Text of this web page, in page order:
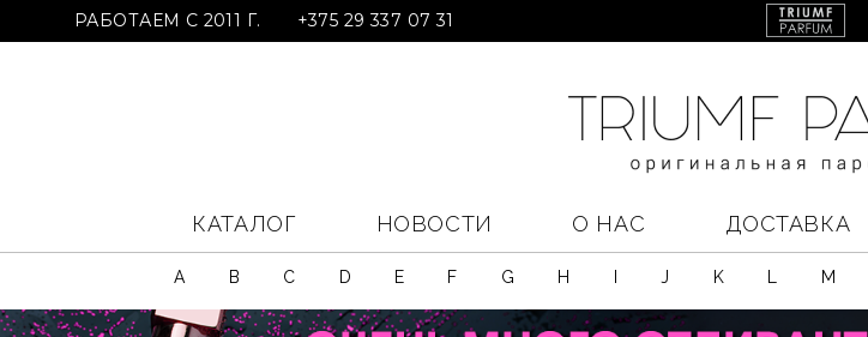
РАБОТАЕМ С 2011 Г. +375 29 337 07 31
КАТАЛОГ НОВОСТИ О НАС ДОСТАВКА
A B C D E F G H J K M